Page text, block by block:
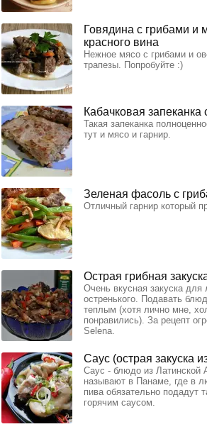
Говядина с грибами и
красного вина
Нежное мясо с грибами и
трапезы. Попробуйте :)
Кабачковая
Такая запеканка
тут и мясо и гарнир.
Зеленая фасоль с
Отличный гарнир который
Острая грибная
Очень вкусная закуска для
остренького. Подавать
теплым (хотя лично мне,
понравились). За рецепт
Selena.
Саус (острая закуска
Саус - блюдо из Латинской
называют в Панаме, где в
пива обязательно подадут
горячим саусом.